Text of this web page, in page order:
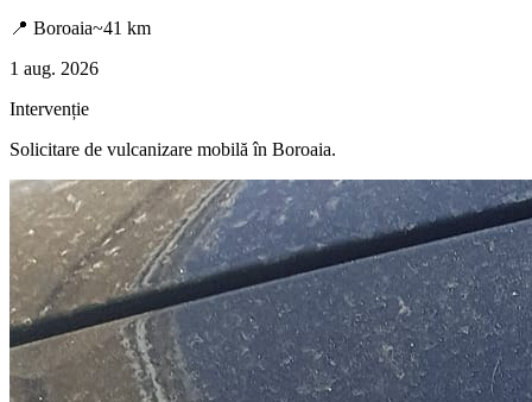
📍 Boroaia~41 km
1 aug. 2026
Intervenție
Solicitare de vulcanizare mobilă în Boroaia.